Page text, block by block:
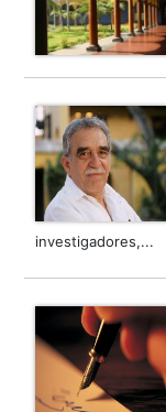
investigadores,...